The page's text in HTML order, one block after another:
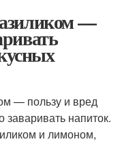
—
— пользу и вред
заваривать напиток.
и лимоном,